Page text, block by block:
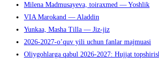
Milena Madmusayeva, toiraxmed — Yoshlik
VIA Marokand — Aladdin
Yunkaa, Masha Tilla — Jiz-jiz
2026-2027-o’quv yili uchun fanlar majmuasi
Oliygohlarga qabul 2026-2027: Hujjat